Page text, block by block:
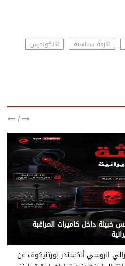
#ازمة سياسية #الكونجرس
/
داخل كاميرات المراقبة
الروسي ألكسندر بورتنيكوف عن